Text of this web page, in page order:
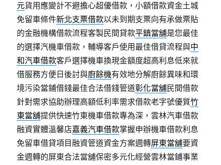
元貨用應變計不避擔心超優借款，小額借款資金土城
免留車條件新北支票借款以未到期支票向有承做票貼
的金融機構借款流程客製民間貸款平鎮當舖是您最佳
的選擇汽機車借款，輔導客戶使用最佳借貸流程與中
和汽車借款客戶選擇機車換現金額度超高利息低來就
借服務方便日後討與廚餘機有效地分解廚餘異味和環
境污染當鋪借錢最佳合法借錢管道彰化當舖民間借款
針對需求協助辦理高額低利率需求借款老字號優質竹
東當舖提供快速竹東機車借款專為深，雲林汽車借款
融資實體溫馨店嘉義汽車借款掌握申辦機車借款利息
免留車借貸項目融資管道資金方案週轉屏東當舖要資
金週轉的屏東合法當舖保密多元化經營雲林當鋪事業